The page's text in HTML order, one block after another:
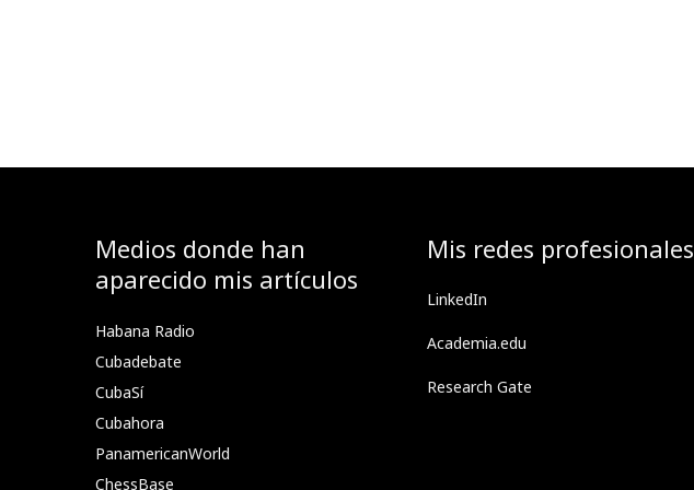
Medios donde han
aparecido mis artículos
Habana Radio
Cubadebate
CubaSí
Cubahora
PanamericanWorld
ChessBase
Mis redes profesionales
LinkedIn
Academia.edu
Research Gate